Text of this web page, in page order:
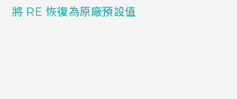
將 RE 恢復為原廠預設值